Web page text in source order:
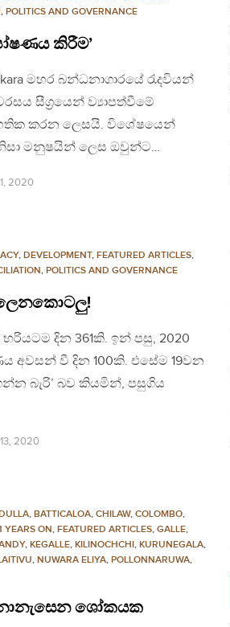
, POLITICS AND GOVERNANCE
කිරීම’
මහර බන්ධනාගාරයේ රැදවියන්
සීග්‍රයෙන් ව්‍යාපත්වීමේ
කරන ලෙසයි. විශේෂයෙන්
මනුෂයින් ලෙස ඔවුන්ට…
2020
, DEVELOPMENT, FEATURED ARTICLES,
, POLITICS AND GOVERNANCE
දින 361කි. ඉන් පසු, 2020
අවසන් වී දින 100කි. එසේම 19වන
බැරි’ බව කියමින්, පසුගිය
2020
, BATTICALOA, CHILAW, COLOMBO,
YEARS ON, FEATURED ARTICLES, GALLE,
, KEGALLE, KILINOCHCHI, KURUNEGALA,
, NUWARA ELIYA, POLLONNARUWA,
ශෝකයක